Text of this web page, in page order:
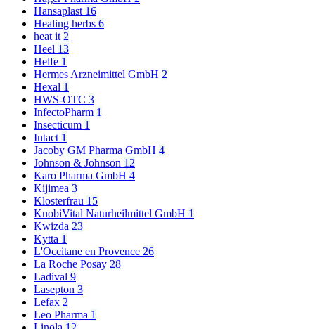
Hansaplast 16
Healing herbs 6
heat it 2
Heel 13
Helfe 1
Hermes Arzneimittel GmbH 2
Hexal 1
HWS-OTC 3
InfectoPharm 1
Insecticum 1
Intact 1
Jacoby GM Pharma GmbH 4
Johnson & Johnson 12
Karo Pharma GmbH 4
Kijimea 3
Klosterfrau 15
KnobiVital Naturheilmittel GmbH 1
Kwizda 23
Kytta 1
L'Occitane en Provence 26
La Roche Posay 28
Ladival 9
Lasepton 3
Lefax 2
Leo Pharma 1